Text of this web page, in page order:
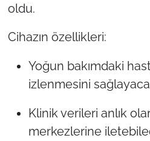
oldu.
Cihazın özellikleri:
Yoğun bakımdaki
izlenmesini
Klinik verileri anlık
merkezlerine